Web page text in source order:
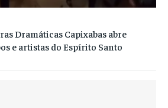
Dramáticas Capixabas abre
e artistas do Espírito Santo